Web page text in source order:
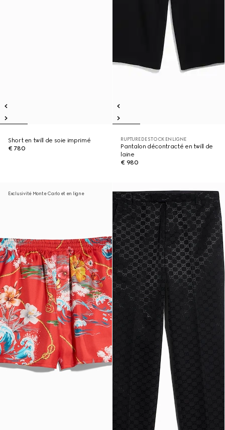
Short en twill de soie imprimé
€ 780
RUPTURE DE STOCK EN LIGNE
Pantalon décontracté en twill de
laine
€ 980
Exclusivité Monte Carlo et en ligne